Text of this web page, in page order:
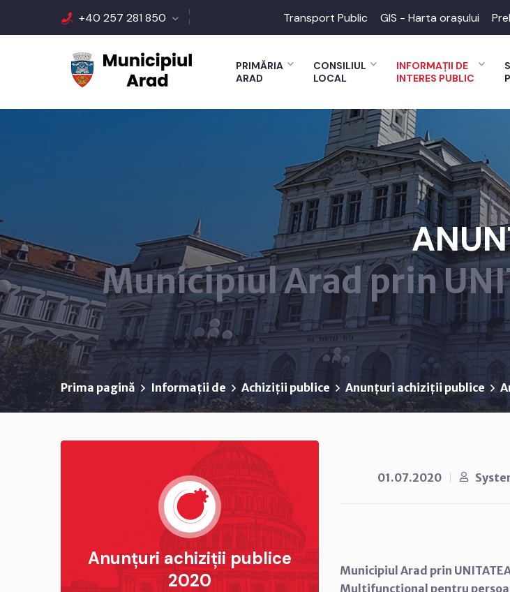
+40 257 281 850 Transport Public GIS - Harta orașului
PRIMĂRIA
ARAD
CONSILIUL
LOCAL
INFORMAȚII DE
INTERES PUBLIC
Municipiul Arad prin
Prima pagină Informații de Achiziții publice Anunțuri achiziții publice
Anunțuri achiziții publice
2020
01.07.2020
Municipiul Arad prin
Multifunctional pentru